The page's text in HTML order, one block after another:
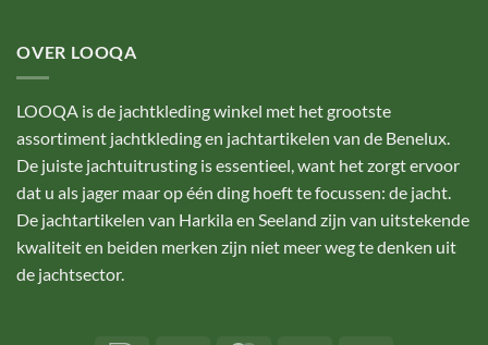
OVER LOOQA
LOOQA is de jachtkleding winkel met het grootste
assortiment jachtkleding en jachtartikelen van de Benelux.
De juiste jachtuitrusting is essentieel, want het zorgt ervoor
dat u als jager maar op één ding hoeft te focussen: de jacht.
De jachtartikelen van Harkila en Seeland zijn van uitstekende
kwaliteit en beiden merken zijn niet meer weg te denken uit
de jachtsector.